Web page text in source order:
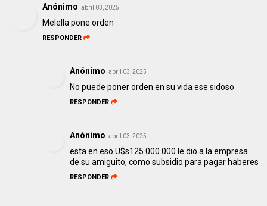
Anónimo abril 03, 2025
Melella pone orden
RESPONDER
Anónimo abril 03, 2025
No puede poner orden en su vida ese sidoso
RESPONDER
Anónimo abril 03, 2025
esta en eso U$s125.000.000 le dio a la empresa
de su amiguito, como subsidio para pagar haberes
RESPONDER